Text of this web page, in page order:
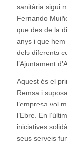
sanitària sigui
Fernando
que des de la
anys i que
dels diferents
l’Ajuntament
Aquest és el
Remsa i
l’empresa vol
l’Ebre. En
iniciatives
seus serveis